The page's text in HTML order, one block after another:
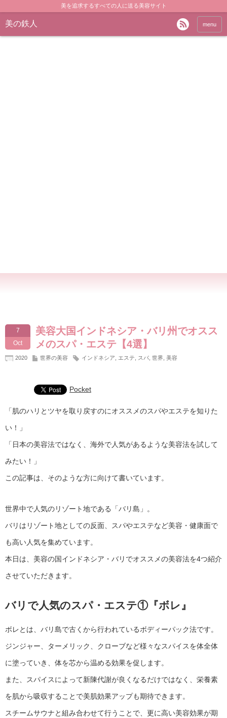
美を追求するすべての人に送る美容サイト
美の鉄人 menu
7
Oct
美容大国インドネシア・バリ州でオスス
メのスパ・エステ【4選】
2020 世界の美容 インドネシア エステ スパ 世界 美容
Pocket
「肌のハリとツヤを取り戻すのにオススメのスパやエステを知りた
い！」
「日本の美容法ではなく、海外で人気があるような美容法を試して
みたい！」
この記事は、そのような方に向けて書いています。
世界中で人気のリゾート地である「バリ島」。
バリはリゾート地としての反面、スパやエステなど美容・健康面で
も高い人気を集めています。
本日は、美容の国インドネシア・バリでオススメの美容法を4つ紹介
させていただきます。
バリで人気のスパ・エステ①『ボレ』
ボレとは、バリ島で古くから行われているボディーパック法です。
ジンジャー、ターメリック、クローブなど様々なスパイスを体全体
に塗っていき、体を芯から温める効果を促します。
また、スパイスによって新陳代謝が良くなるだけではなく、栄養素
を肌から吸収することで美肌効果アップも期待できます。
スチームサウナと組み合わせて行うことで、更に高い美容効果が期